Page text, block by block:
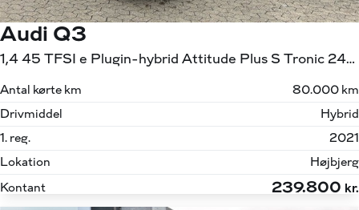
Audi Q3
1,4 45 TFSI e Plugin-hybrid Attitude Plus S Tronic 245HK 5d 6g Aut.
Antal kørte km
80.000 km
Drivmiddel
Hybrid
1. reg.
2021
Lokation
Højbjerg
Kontant
239.800 kr.